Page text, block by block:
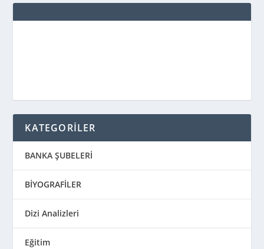
KATEGORİLER
BANKA ŞUBELERİ
BİYOGRAFİLER
Dizi Analizleri
Eğitim